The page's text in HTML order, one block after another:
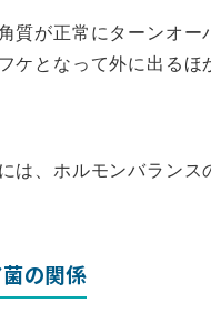
質が正常にターンオ
ケとなって外に出る
は、ホルモンバラン
の関係